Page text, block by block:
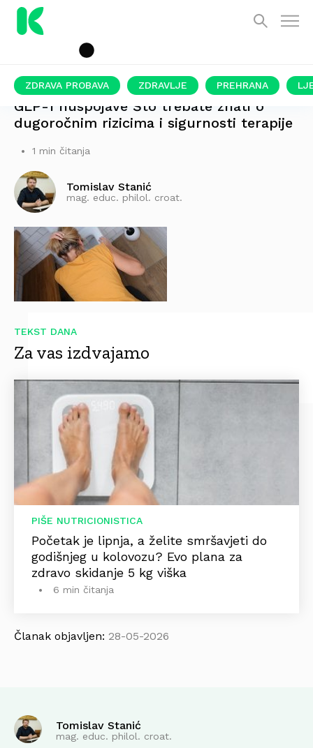
ZDRAVA PROBAVA ZDRAVLJE PREHRANA
GLP-1 nuspojave Što trebate znati o
dugoročnim rizicima i sigurnosti terapije
1 min čitanja
Tomislav Stanić
mag. educ. philol. croat.
TEKST DANA
Za vas izdvajamo
PIŠE NUTRICIONISTICA
Početak je lipnja, a želite smršavjeti do
godišnjeg u kolovozu? Evo plana za
zdravo skidanje 5 kg viška
6 min čitanja
Članak objavljen: 28-05-2026
Tomislav Stanić
mag. educ. philol. croat.